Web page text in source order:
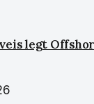
legt